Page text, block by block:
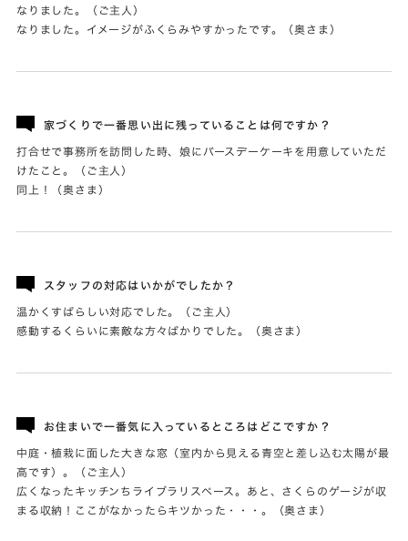
なりました。（ご主人）
なりました。イメージがふくらみやすかったです。（奥さま）
家づくりで一番思い出に残っていることは何ですか？
打合せで事務所を訪問した時、娘にバースデーケーキを用意していただ
けたこと。（ご主人）
同上！（奥さま）
スタッフの対応はいかがでしたか？
温かくすばらしい対応でした。（ご主人）
感動するくらいに素敵な方々ばかりでした。（奥さま）
お住まいで一番気に入っているところはどこですか？
中庭・植栽に面した大きな窓（室内から見える青空と差し込む太陽が最
高です）。（ご主人）
広くなったキッチンちライブラリスペース。あと、さくらのゲージが収
まる収納！ここがなかったらキツかった・・・。（奥さま）